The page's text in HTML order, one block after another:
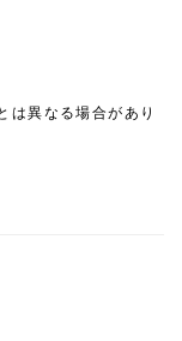
は異なる場合があり